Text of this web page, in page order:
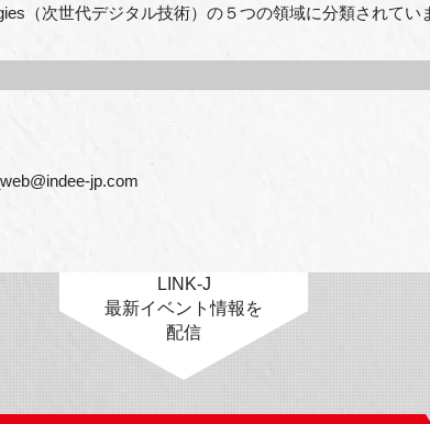
（次世代デジタル技術）の５つの領域に分類されてい
jp.com
LINK-J
最新イベント情報を
配信